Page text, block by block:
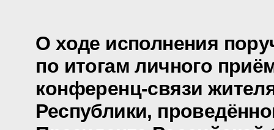
О ходе исполнения
по итогам личного
конференц-связи
Республики,